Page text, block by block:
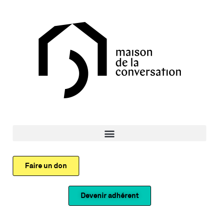
Faire un don
Devenir adhérent